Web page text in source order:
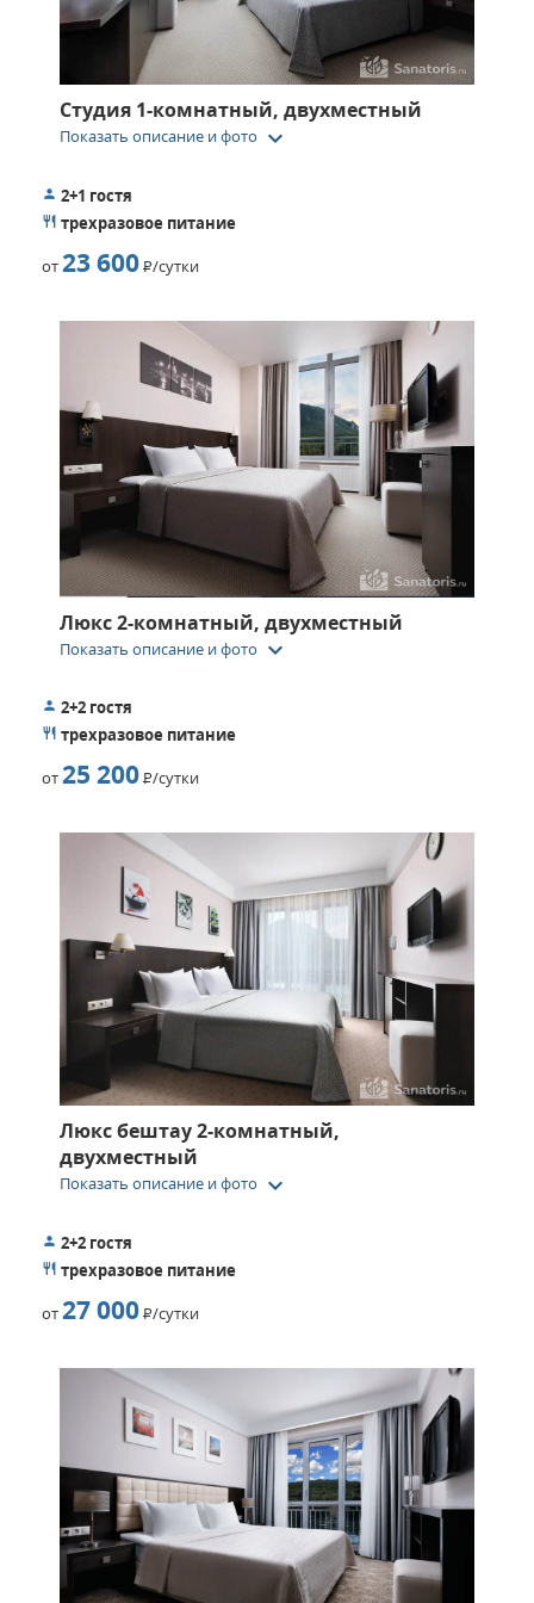
поездку в экскурсионном бюро. Опытный гид покажет все
достопримечательности города, познакомит с уникальной
архитектурой и памятными местами.
Студия 1-комнатный, двухместный
Показать описание и фото keyboard_arrow_down
2+1 гостя
трехразовое питание
от23 600Р/сутки
Люкс 2-комнатный, двухместный
Показать описание и фото keyboard_arrow_down
2+2 гостя
трехразовое питание
от25 200Р/сутки
Люкс бештау 2-комнатный,
двухместный
Показать описание и фото keyboard_arrow_down
2+2 гостя
трехразовое питание
от27 000Р/сутки